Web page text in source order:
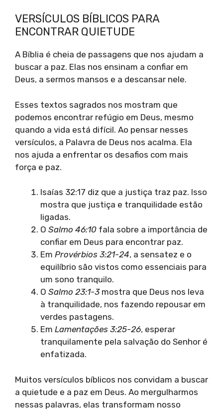
VERSÍCULOS BÍBLICOS PARA
ENCONTRAR QUIETUDE
A Bíblia é cheia de passagens que nos ajudam a
buscar a paz. Elas nos ensinam a confiar em
Deus, a sermos mansos e a descansar nele.
Esses textos sagrados nos mostram que
podemos encontrar refúgio em Deus, mesmo
quando a vida está difícil. Ao pensar nesses
versículos, a Palavra de Deus nos acalma. Ela
nos ajuda a enfrentar os desafios com mais
força e paz.
Isaías 32:17 diz que a justiça traz paz. Isso
mostra que justiça e tranquilidade estão
ligadas.
O Salmo 46:10 fala sobre a importância de
confiar em Deus para encontrar paz.
Em Provérbios 3:21-24, a sensatez e o
equilíbrio são vistos como essenciais para
um sono tranquilo.
O Salmo 23:1-3mostra que Deus nos leva
à tranquilidade, nos fazendo repousar em
verdes pastagens.
Em Lamentações 3:25-26, esperar
tranquilamente pela salvação do Senhor é
enfatizada.
Muitos versículos bíblicos nos convidam a buscar
a quietude e a paz em Deus. Ao mergulharmos
nessas palavras, elas transformam nosso